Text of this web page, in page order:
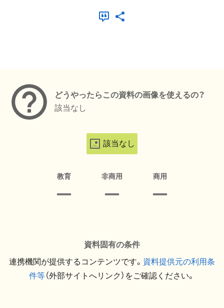
どうやったらこの資料の画像を使えるの？
該当なし
該当なし
教育 非商用 商用
資料固有の条件
連携機関が提供するコンテンツです。 資料提供元の利用条
件等（外部サイトへリンク）をご確認ください。